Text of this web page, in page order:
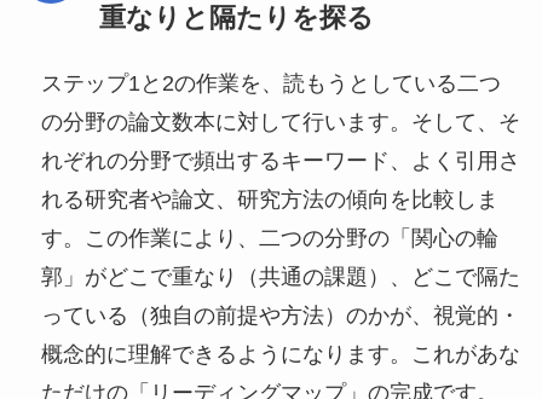
重なりと隔たりを探る
ステップ1と2の作業を、読もうとしている二つ
の分野の論文数本に対して行います。そして、そ
れぞれの分野で頻出するキーワード、よく引用さ
れる研究者や論文、研究方法の傾向を比較しま
す。この作業により、二つの分野の「関心の輪
郭」がどこで重なり（共通の課題）、どこで隔た
っている（独自の前提や方法）のかが、視覚的・
概念的に理解できるようになります。これがあな
ただけの「リーディングマップ」の完成です。